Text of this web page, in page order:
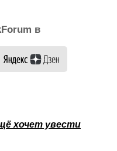
в
хочет увести